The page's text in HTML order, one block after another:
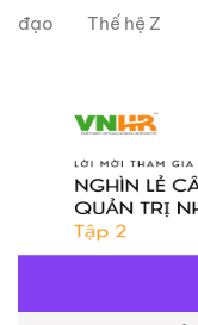
đạo
Thế hệ Z